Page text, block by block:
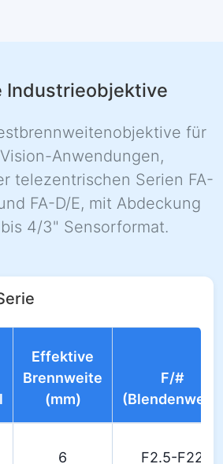
Industrieobjektive
für
Anwendungen,
telezentrischen Serien FA-
FA-D/E, mit Abdeckung
4/3" Sensorformat.
Effektive
Brennweite
(mm)
F/#
(Blendenwert)
6 F2.5-F22